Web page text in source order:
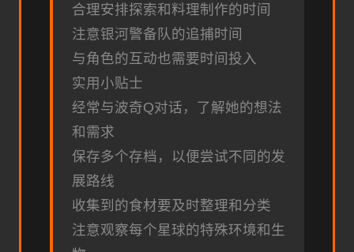
合理安排探索和料理制作的时间
注意银河警备队的追捕时间
与角色的互动也需要时间投入
实用小贴士
经常与波奇Q对话，了解她的想法
和需求
保存多个存档，以便尝试不同的发
展路线
收集到的食材要及时整理和分类
注意观察每个星球的特殊环境和生